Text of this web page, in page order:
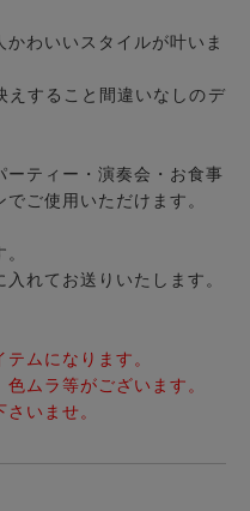
わいいスタイルが叶いま
えすること間違いなしのデ
ティー・演奏会・お食事
ご使用いただけます。
れてお送りいたします。
ムになります。
ムラ等がございます。
いませ。